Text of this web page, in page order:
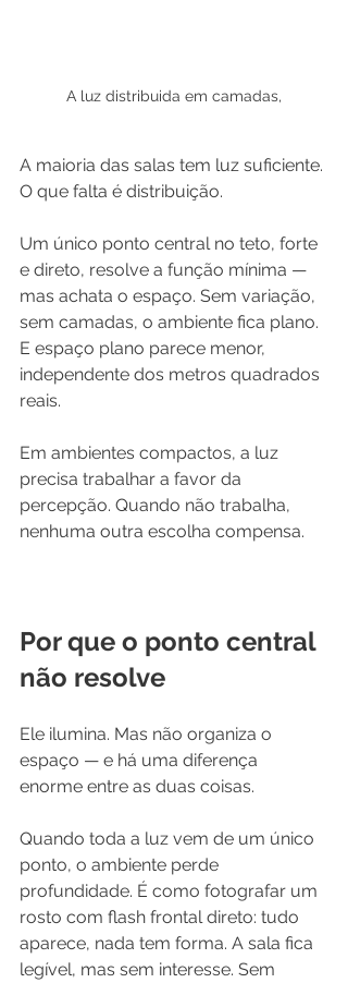
A luz distribuida em camadas,
A maioria das salas tem luz suficiente.
O que falta é distribuição.
Um único ponto central no teto, forte
e direto, resolve a função mínima —
mas achata o espaço. Sem variação,
sem camadas, o ambiente fica plano.
E espaço plano parece menor,
independente dos metros quadrados
reais.
Em ambientes compactos, a luz
precisa trabalhar a favor da
percepção. Quando não trabalha,
nenhuma outra escolha compensa.
Por que o ponto central
não resolve
Ele ilumina. Mas não organiza o
espaço — e há uma diferença
enorme entre as duas coisas.
Quando toda a luz vem de um único
ponto, o ambiente perde
profundidade. É como fotografar um
rosto com flash frontal direto: tudo
aparece, nada tem forma. A sala fica
legível, mas sem interesse. Sem